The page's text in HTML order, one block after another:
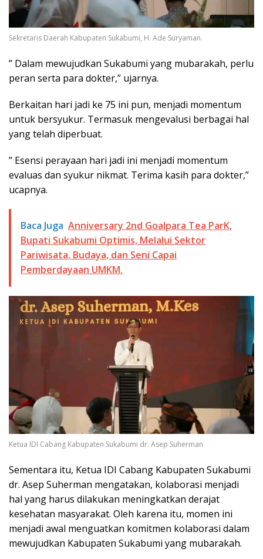
Sekretaris Daerah Kabupaten Sukabumi, H. Ade Suryaman.
” Dalam mewujudkan Sukabumi yang mubarakah, perlu
peran serta para dokter,” ujarnya.
Berkaitan hari jadi ke 75 ini pun, menjadi momentum
untuk bersyukur. Termasuk mengevalusi berbagai hal
yang telah diperbuat.
” Esensi perayaan hari jadi ini menjadi momentum
evaluas dan syukur nikmat. Terima kasih para dokter,”
ucapnya.
Baca Juga Anniversary 2nd Goalpara Tea ParK,
Bupati Sukabumi Optimis, Melalui Sektor
Pariwisata, Budaya, dan Seni Capai
Pemberdayaan UMKM.
Ketua IDI Cabang Kabupaten Sukabumi dr. Asep Suherman
Sementara itu, Ketua IDI Cabang Kabupaten Sukabumi
dr. Asep Suherman mengatakan, kolaborasi menjadi
hal yang harus dilakukan meningkatkan derajat
kesehatan masyarakat. Oleh karena itu, momen ini
menjadi awal menguatkan komitmen kolaborasi dalam
mewujudkan Kabupaten Sukabumi yang mubarakah.